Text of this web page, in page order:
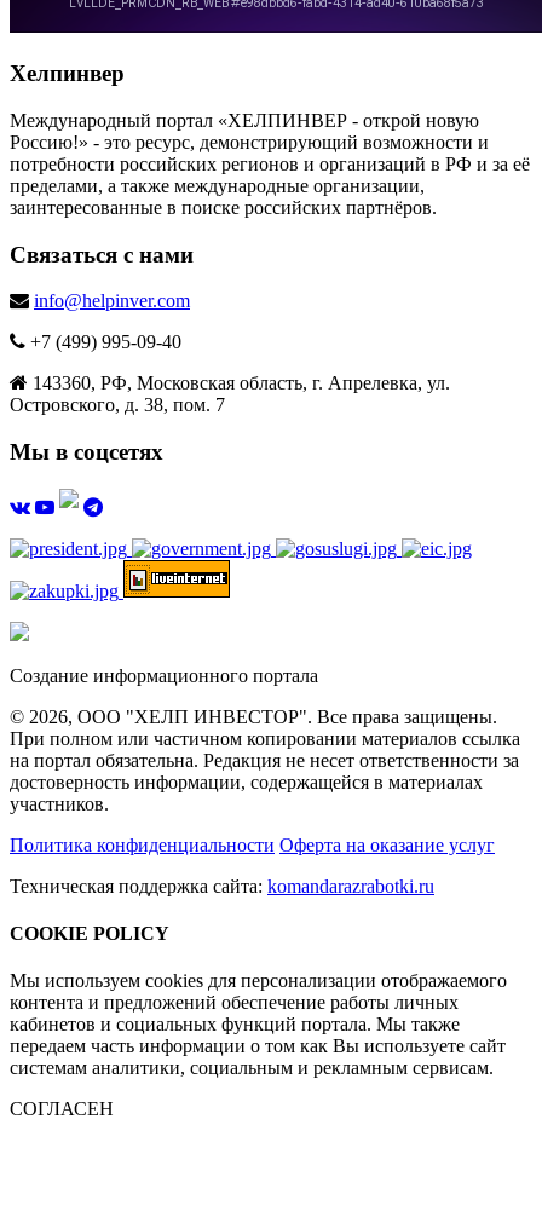
Хелпинвер
Международный портал «ХЕЛПИНВЕР - открой новую
Россию!» - это ресурс, демонстрирующий возможности и
потребности российских регионов и организаций в РФ и за её
пределами, а также международные организации,
заинтересованные в поиске российских партнёров.
Связаться с нами
info@helpinver.com
+7 (499) 995-09-40
143360, РФ, Московская область, г. Апрелевка, ул.
Островского, д. 38, пом. 7
Мы в соцсетях
Создание информационного портала
© 2026, ООО "ХЕЛП ИНВЕСТОР". Все права защищены.
При полном или частичном копировании материалов ссылка
на портал обязательна. Редакция не несет ответственности за
достоверность информации, содержащейся в материалах
участников.
Политика конфиденциальности Оферта на оказание услуг
Техническая поддержка сайта: komandarazrabotki.ru
COOKIE POLICY
Мы используем cookies для персонализации отображаемого
контента и предложений обеспечение работы личных
кабинетов и социальных функций портала. Мы также
передаем часть информации о том как Вы используете сайт
системам аналитики, социальным и рекламным сервисам.
СОГЛАСЕН